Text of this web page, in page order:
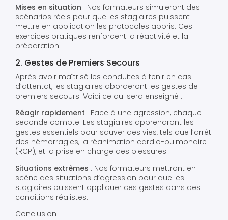
Mises en situation : Nos formateurs simuleront des
scénarios réels pour que les stagiaires puissent
mettre en application les protocoles appris. Ces
exercices pratiques renforcent la réactivité et la
préparation.
2. Gestes de Premiers Secours
Après avoir maîtrisé les conduites à tenir en cas
d’attentat, les stagiaires aborderont les gestes de
premiers secours. Voici ce qui sera enseigné :
Réagir rapidement : Face à une agression, chaque
seconde compte. Les stagiaires apprendront les
gestes essentiels pour sauver des vies, tels que l’arrêt
des hémorragies, la réanimation cardio-pulmonaire
(RCP), et la prise en charge des blessures.
Situations extrêmes : Nos formateurs mettront en
scène des situations d’agression pour que les
stagiaires puissent appliquer ces gestes dans des
conditions réalistes.
Conclusion